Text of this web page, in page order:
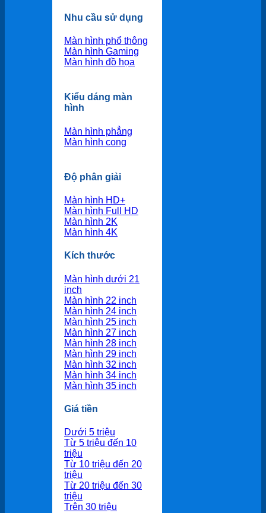
Nhu cầu sử dụng
Màn hình phổ thông
Màn hình Gaming
Màn hình đồ họa
Kiểu dáng màn
hình
Màn hình phẳng
Màn hình cong
Độ phân giải
Màn hình HD+
Màn hình Full HD
Màn hình 2K
Màn hình 4K
Kích thước
Màn hình dưới 21
inch
Màn hình 22 inch
Màn hình 24 inch
Màn hình 25 inch
Màn hình 27 inch
Màn hình 28 inch
Màn hình 29 inch
Màn hình 32 inch
Màn hình 34 inch
Màn hình 35 inch
Giá tiền
Dưới 5 triệu
Từ 5 triệu đến 10
triệu
Từ 10 triệu đến 20
triệu
Từ 20 triệu đến 30
triệu
Trên 30 triệu